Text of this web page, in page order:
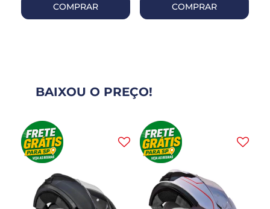
COMPRAR COMPRAR
BAIXOU O PREÇO!